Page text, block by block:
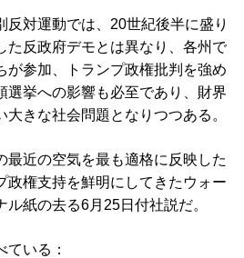
対運動では、20世紀後半に盛り
た反政府デモとは異なり、各州で
が参加、トランプ政権批判を強め
選挙への影響も必至であり、財界
きな社会問題となりつつある。
近の空気を最も適格に反映した
政権支持を鮮明にしてきたウォー
紙の去る6月25日付社説だ。
いる：